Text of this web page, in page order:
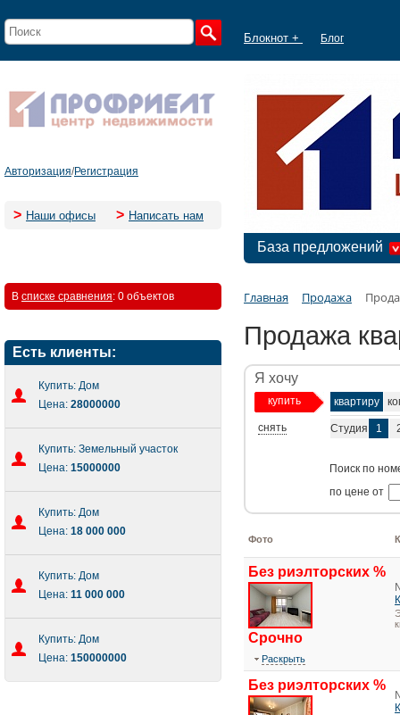
Блокнот + Блог
Авторизация/Регистрация
> Наши офисы > Написать нам
База предложений
В списке сравнения: 0 объектов
Есть клиенты:
Купить: Дом
Цена: 28000000
Купить: Земельный участок
Цена: 15000000
Купить: Дом
Цена: 18 000 000
Купить: Дом
Цена: 11 000 000
Купить: Дом
Цена: 150000000
Главная Продажа
Продажа
Я хочу
купить
снять
квартиру
Студия 1
Поиск по
по цене от
Фото
Без риэлторских %
Срочно
Раскрыть
Без риэлторских %